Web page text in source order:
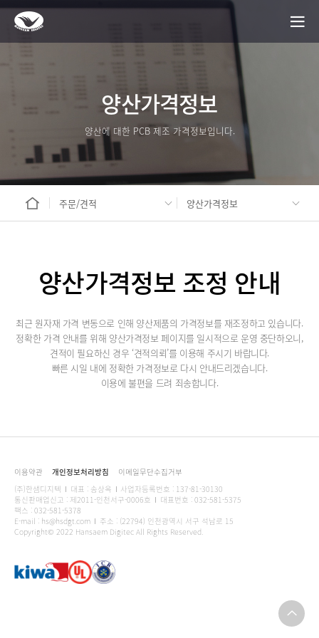
양산가격정보
양산에 대한 PCB 제조 가격정보입니다.
주문/견적 양산가격정보
양산가격정보 조정 안내
최근 원자재 가격 변동으로 인해 양산제품의 가격정보를 재조정하고 있습니다.
정확한 가격 안내를 위해 양산가격정보 페이지를 일시적으로 운영 중단하오니,
견적이 필요하신 경우 ‘견적의뢰’를 이용해 주시기 바랍니다.
빠른 시일 내에 정확한 가격정보로 다시 안내드리겠습니다.
이용에 불편을 드려 죄송합니다.
이용약관 개인정보처리방침
이메일무단수집거부
(주)한샘디지텍
대표 : 송상옥
사업자등록번호 : 137-81-30130
통신판매업신고 : 제2011-인천서구-0006호
대표번호 : 032-581-5375
팩스 : 032-581-5378
E-mail : hs@hsdgt.com
주소 : (22794) 인천광역시 서구 석남로 15
Copyright© 2022 Hansaem Digitec All Rights Reserved.